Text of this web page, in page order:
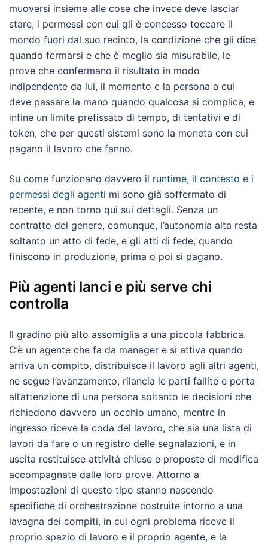
muoversi insieme alle cose che invece deve lasciar
stare, i permessi con cui gli è concesso toccare il
mondo fuori dal suo recinto, la condizione che gli dice
quando fermarsi e che è meglio sia misurabile, le
prove che confermano il risultato in modo
indipendente da lui, il momento e la persona a cui
deve passare la mano quando qualcosa si complica, e
infine un limite prefissato di tempo, di tentativi e di
token, che per questi sistemi sono la moneta con cui
pagano il lavoro che fanno.
Su come funzionano davvero il runtime, il contesto e i
permessi degli agenti mi sono già soffermato di
recente, e non torno qui sui dettagli. Senza un
contratto del genere, comunque, l’autonomia alta resta
soltanto un atto di fede, e gli atti di fede, quando
finiscono in produzione, prima o poi si pagano.
Più agenti lanci e più serve chi
controlla
Il gradino più alto assomiglia a una piccola fabbrica.
C’è un agente che fa da manager e si attiva quando
arriva un compito, distribuisce il lavoro agli altri agenti,
ne segue l’avanzamento, rilancia le parti fallite e porta
all’attenzione di una persona soltanto le decisioni che
richiedono davvero un occhio umano, mentre in
ingresso riceve la coda del lavoro, che sia una lista di
lavori da fare o un registro delle segnalazioni, e in
uscita restituisce attività chiuse e proposte di modifica
accompagnate dalle loro prove. Attorno a
impostazioni di questo tipo stanno nascendo
specifiche di orchestrazione costruite intorno a una
lavagna dei compiti, in cui ogni problema riceve il
proprio spazio di lavoro e il proprio agente, e la